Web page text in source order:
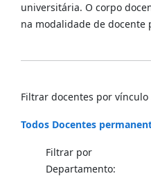
universitária. O corpo
na modalidade de docente
Filtrar docentes por vínculo
Todos Docentes
Filtrar por
Departamento: